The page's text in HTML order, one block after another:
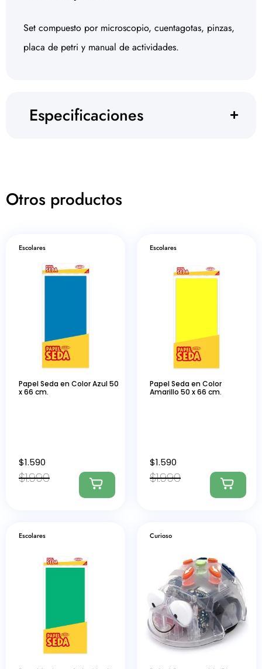
Set compuesto por microscopio, cuentagotas, pinzas,
placa de petri y manual de actividades.
Especificaciones
Otros productos
Escolares
Papel Seda en Color Azul 50
x 66 cm.
$1.990
$1.590
Escolares
Papel Seda en Color
Amarillo 50 x 66 cm.
$1.990
$1.590
Escolares Curioso